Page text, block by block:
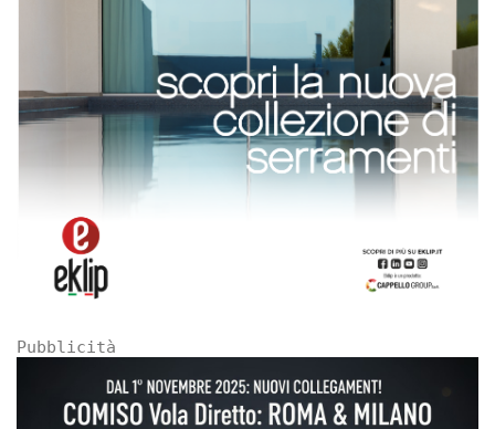
Pubblicità